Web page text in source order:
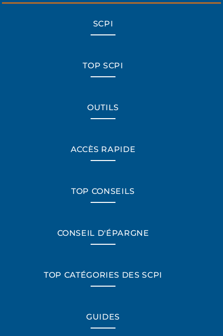
SCPI
TOP SCPI
OUTILS
ACCÈS RAPIDE
TOP CONSEILS
CONSEIL D'ÉPARGNE
TOP CATÉGORIES DES SCPI
GUIDES